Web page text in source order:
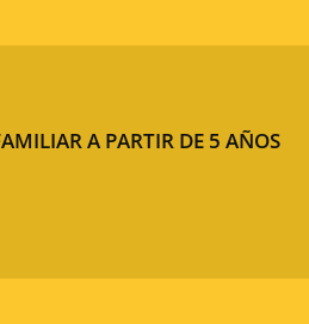
A PARTIR DE 5 AÑOS